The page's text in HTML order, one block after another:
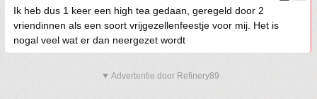
Ik heb dus 1 keer een high tea gedaan, geregeld door 2
vriendinnen als een soort vrijgezellenfeestje voor mij. Het is
nogal veel wat er dan neergezet wordt
▼ Advertentie door Refinery89